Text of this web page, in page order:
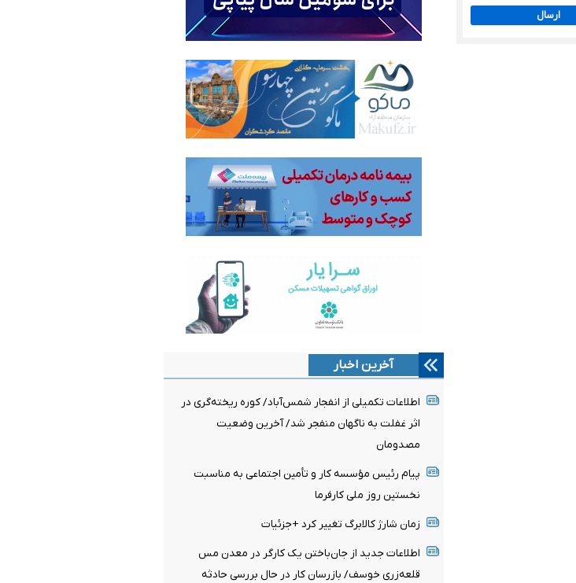
ارسال
آخرین اخبار
اطلاعات تکمیلی از انفجار شمس‌آباد/ کوره ریخته‌گری در
اثر غفلت به ناگهان منفجر شد/ آخرین وضعیت
مصدومان
پیام رئیس مؤسسه کار و تأمین اجتماعی به مناسبت
نخستین روز ملی کارفرما
زمان شارژ کالابرگ تغییر کرد +جزئیات
اطلاعات جدید از جان‌باختن یک کارگر در معدن مس
قلعه‌زری خوسف/ بازرسان کار در حال بررسی حادثه